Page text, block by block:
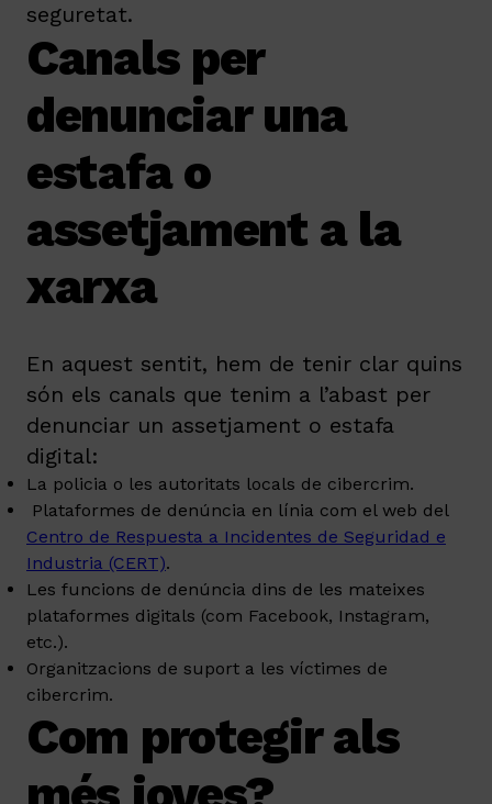
seguretat.
Canals per
denunciar una
estafa o
assetjament a la
xarxa
En aquest sentit, hem de tenir clar quins
són els canals que tenim a l’abast per
denunciar un assetjament o estafa
digital:
La policia o les autoritats locals de cibercrim.
Plataformes de denúncia en línia com el web del
Centro de Respuesta a Incidentes de Seguridad e
Industria (CERT).
Les funcions de denúncia dins de les mateixes
plataformes digitals (com Facebook, Instagram,
etc.).
Organitzacions de suport a les víctimes de
cibercrim.
Com protegir als